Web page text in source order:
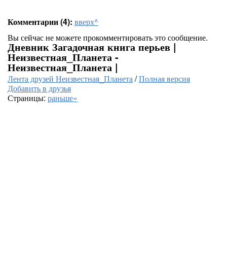
Комментарии (4): вверх^
Вы сейчас не можете прокомментировать это сообщение.
Дневник Загадочная книга перьев |
Неизвестная_Планета -
Неизвестная_Планета |
Лента друзей Неизвестная_Планета/Полная версия
Добавить в друзья
Страницы: раньше»